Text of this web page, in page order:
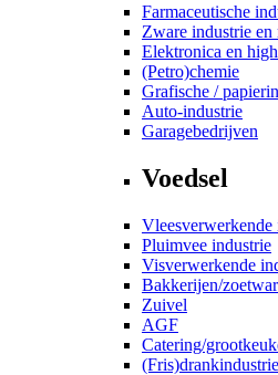
Farmaceutische
Zware industrie en
Elektronica en
(Petro)chemie
Grafische /
Auto-industrie
Garagebedrijven
Voedsel
Vleesverwerkende
Pluimvee industrie
Visverwerkende
Bakkerijen/
Zuivel
AGF
Catering/
(Fris)drankindustrie